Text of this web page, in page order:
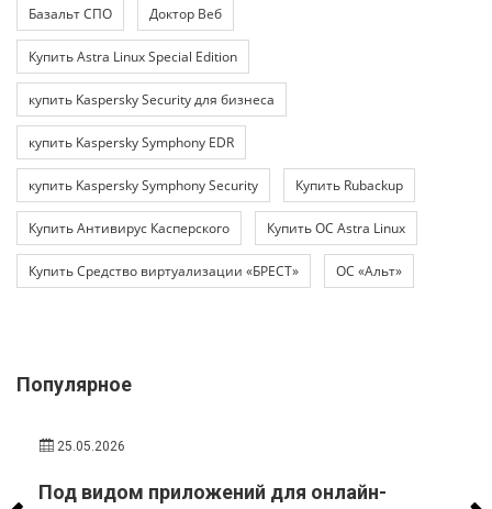
Базальт СПО Доктор Веб
Купить Astra Linux Special Edition
купить Kaspersky Security для бизнеса
купить Kaspersky Symphony EDR
купить Kaspersky Symphony Security Купить Rubackup
Купить Антивирус Касперского Купить ОС Astra Linux
Купить Средство виртуализации «БРЕСТ» ОС «Альт»
Популярное
25.05.2026
Под видом приложений для онлайн-